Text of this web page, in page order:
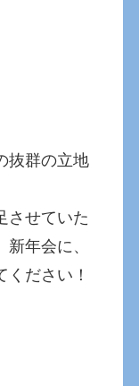
抜群の立地
させていた
年会に、
ださい！